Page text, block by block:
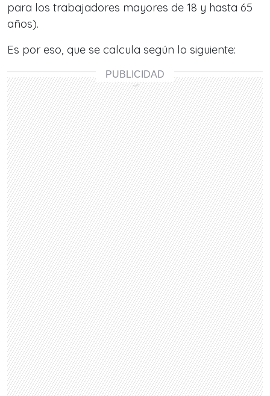
para los trabajadores mayores de 18 y hasta 65
años).
Es por eso, que se calcula según lo siguiente: